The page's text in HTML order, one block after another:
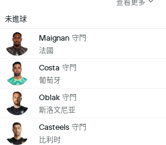
查看更多
未進球
Maignan 守門
法國
Costa 守門
葡萄牙
Oblak 守門
斯洛文尼亚
Casteels 守門
比利时